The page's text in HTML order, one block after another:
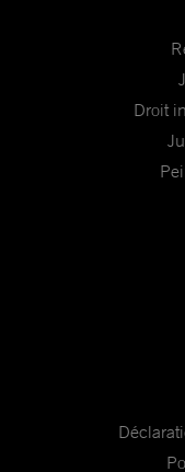
Droit